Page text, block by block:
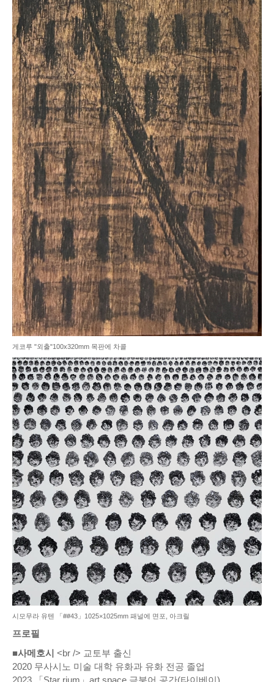
게코루 "외출"100x320mm 목판에 차콜
시모무라 유텐 「##43」1025×1025mm 패널에 면포, 아크릴
프로필
■사메호시 <br /> 교토부 출신
2020 무사시노 미술 대학 유화과 유화 전공 졸업